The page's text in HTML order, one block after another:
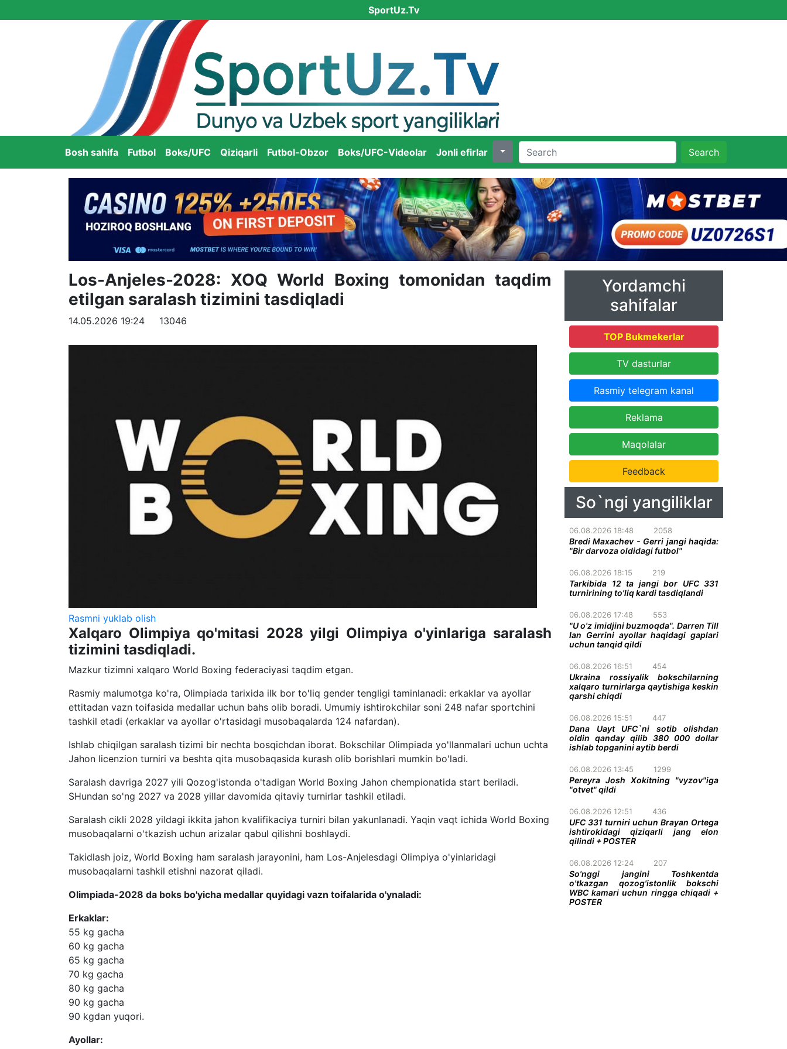
SportUz.Tv
Bosh sahifa Futbol Boks/UFC Qiziqarli Futbol-Obzor Boks/UFC-Videolar Jonli efirlar Search
Los-Anjeles-2028: XOQ World Boxing tomonidan taqdim
etilgan saralash tizimini tasdiqladi
14.05.2026 19:24 13046
Rasmni yuklab olish
Xalqaro Olimpiya qo'mitasi 2028 yilgi Olimpiya o'yinlariga saralash
tizimini tasdiqladi.
Mazkur tizimni xalqaro World Boxing federaciyasi taqdim etgan.
Rasmiy malumotga ko'ra, Olimpiada tarixida ilk bor to'liq gender tengligi taminlanadi: erkaklar va ayollar
ettitadan vazn toifasida medallar uchun bahs olib boradi. Umumiy ishtirokchilar soni 248 nafar sportchini
tashkil etadi (erkaklar va ayollar o'rtasidagi musobaqalarda 124 nafardan).
Ishlab chiqilgan saralash tizimi bir nechta bosqichdan iborat. Bokschilar Olimpiada yo'llanmalari uchun uchta
Jahon licenzion turniri va beshta qita musobaqasida kurash olib borishlari mumkin bo'ladi.
Saralash davriga 2027 yili Qozog'istonda o'tadigan World Boxing Jahon chempionatida start beriladi.
SHundan so'ng 2027 va 2028 yillar davomida qitaviy turnirlar tashkil etiladi.
Saralash cikli 2028 yildagi ikkita jahon kvalifikaciya turniri bilan yakunlanadi. Yaqin vaqt ichida World Boxing
musobaqalarni o'tkazish uchun arizalar qabul qilishni boshlaydi.
Takidlash joiz, World Boxing ham saralash jarayonini, ham Los-Anjelesdagi Olimpiya o'yinlaridagi
musobaqalarni tashkil etishni nazorat qiladi.
Olimpiada-2028 da boks bo'yicha medallar quyidagi vazn toifalarida o'ynaladi:
Erkaklar:
55 kg gacha
60 kg gacha
65 kg gacha
70 kg gacha
80 kg gacha
90 kg gacha
90 kgdan yuqori.
Ayollar:
Yordamchi
sahifalar
TOP Bukmekerlar
TV dasturlar
Rasmiy telegram kanal
Reklama
Maqolalar
Feedback
So`ngi yangiliklar
06.08.2026 18:48 2058
Bredi Maxachev - Gerri jangi haqida:
"Bir darvoza oldidagi futbol"
06.08.2026 18:15 219
Tarkibida 12 ta jangi bor UFC 331
turnirining to'liq kardi tasdiqlandi
06.08.2026 17:48 553
"U o'z imidjini buzmoqda". Darren Till
Ian Gerrini ayollar haqidagi gaplari
uchun tanqid qildi
06.08.2026 16:51 454
Ukraina rossiyalik bokschilarning
xalqaro turnirlarga qaytishiga keskin
qarshi chiqdi
06.08.2026 15:51 447
Dana Uayt UFC`ni sotib olishdan
oldin qanday qilib 380 000 dollar
ishlab topganini aytib berdi
06.08.2026 13:45 1299
Pereyra Josh Xokitning "vyzov"iga
"otvet" qildi
06.08.2026 12:51 436
UFC 331 turniri uchun Brayan Ortega
ishtirokidagi qiziqarli jang elon
qilindi + POSTER
06.08.2026 12:24 207
So'nggi jangini Toshkentda
o'tkazgan qozog'istonlik bokschi
WBC kamari uchun ringga chiqadi +
POSTER